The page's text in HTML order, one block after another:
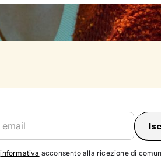
informativa acconsento alla ricezione di